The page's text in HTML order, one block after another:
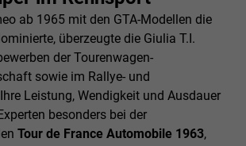
ab 1965 mit den GTA-Modellen die
überzeugte die Giulia T.I.
der Tourenwagen-
sowie im Rallye- und
Leistung, Wendigkeit und Ausdauer
besonders bei der
Tour de France Automobile 1963,